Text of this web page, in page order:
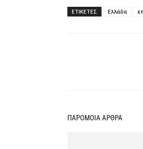
ΕΤΙΚΕΤΕΣ Ελλάδα
ΠΑΡΟΜΟΙΑ ΑΡΘΡΑ